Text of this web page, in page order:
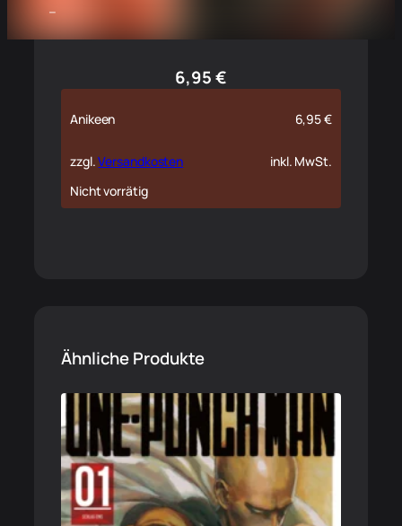
–
6,95€
Anikeen 6,95€
zzgl.Versandkosten
inkl. MwSt.
Nicht vorrätig
Ähnliche Produkte